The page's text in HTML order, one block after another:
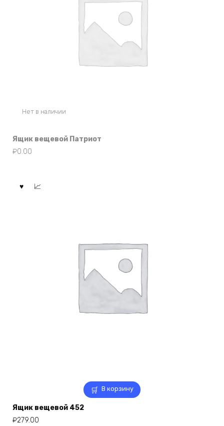
Нет в наличии
Ящик вещевой Патриот
₽0.00
В корзину
Ящик вещевой 452
₽279.00